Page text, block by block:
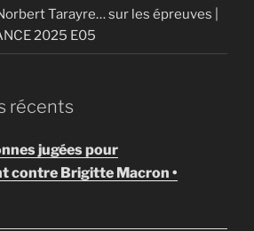
Tarayre… sur les épreuves |
2025 E05
récents
jugées pour
contre Brigitte Macron •